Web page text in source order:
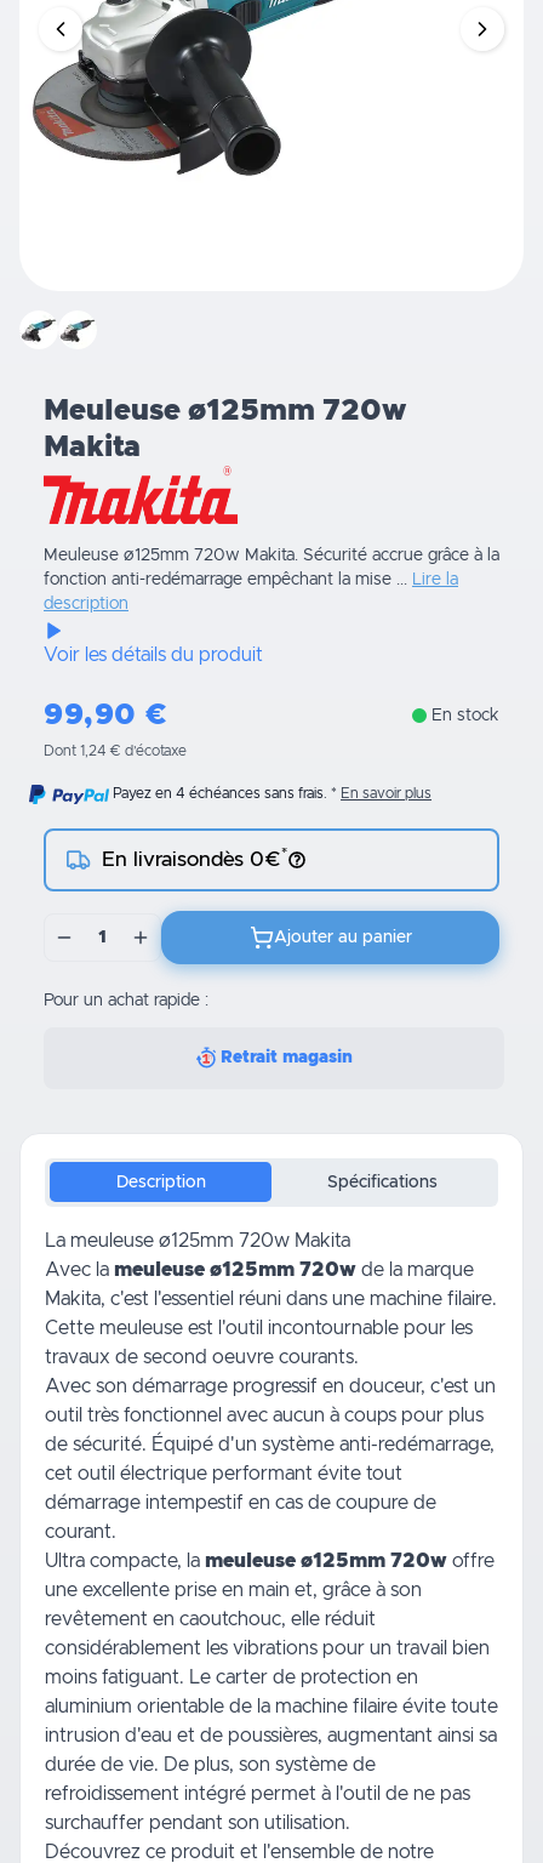
Meuleuse ø125mm 720w
Makita
Meuleuse ø125mm 720w Makita. Sécurité accrue grâce à la
fonction anti-redémarrage empêchant la mise ... Lire la
description
Voir les détails du produit
99,90 € En stock
Dont 1,24 € d’écotaxe
Payez en 4 échéances sans frais. En savoir plus
En livraisondès 0€*
1 Ajouter au panier
Pour un achat rapide :
Retrait magasin
Description Spécifications
La meuleuse ø125mm 720w Makita
Avec la meuleuse ø125mm 720w de la marque
Makita, c'est l'essentiel réuni dans une machine filaire.
Cette meuleuse est l'outil incontournable pour les
travaux de second oeuvre courants.
Avec son démarrage progressif en douceur, c'est un
outil très fonctionnel avec aucun à coups pour plus
de sécurité. Équipé d'un système anti-redémarrage,
cet outil électrique performant évite tout
démarrage intempestif en cas de coupure de
courant.
Ultra compacte, la meuleuse ø125mm 720w offre
une excellente prise en main et, grâce à son
revêtement en caoutchouc, elle réduit
considérablement les vibrations pour un travail bien
moins fatiguant. Le carter de protection en
aluminium orientable de la machine filaire évite toute
intrusion d'eau et de poussières, augmentant ainsi sa
durée de vie. De plus, son système de
refroidissement intégré permet à l'outil de ne pas
surchauffer pendant son utilisation.
Découvrez ce produit et l'ensemble de notre